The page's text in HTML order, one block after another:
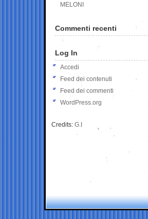
MELONI
Commenti recenti
Log In
Accedi
Feed dei contenuti
Feed dei commenti
WordPress.org
Credits: G.I